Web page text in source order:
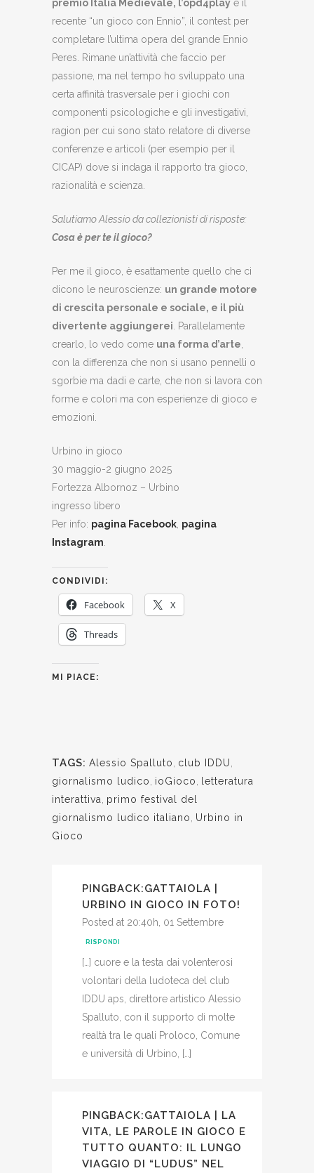
premio Italia Medievale, l’opd4play e il
recente “un gioco con Ennio”, il contest per
completare l’ultima opera del grande Ennio
Peres. Rimane un’attività che faccio per
passione, ma nel tempo ho sviluppato una
certa affinità trasversale per i giochi con
componenti psicologiche e gli investigativi,
ragion per cui sono stato relatore di diverse
conferenze e articoli (per esempio per il
CICAP) dove si indaga il rapporto tra gioco,
razionalità e scienza.
Salutiamo Alessio da collezionisti di risposte:
Cosa è per te il gioco?
Per me il gioco, è esattamente quello che ci
dicono le neuroscienze: un grande motore
di crescita personale e sociale, e il più
divertente aggiungerei . Parallelamente
crearlo, lo vedo come una forma d’arte
con la differenza che non si usano pennelli o
sgorbie ma dadi e carte, che non si lavora con
forme e colori ma con esperienze di gioco e
emozioni.
Urbino in gioco
30 maggio-2 giugno 2025
Fortezza Albornoz – Urbino
ingresso libero
Per info: pagina Facebook pagina
Instagram
CONDIVIDI:
Facebook X
Threads
MI PIACE:
TAGS: Alessio Spalluto club IDDU
giornalismo ludico
ioGioco
letteratura
interattiva
primo festival del
giornalismo ludico italiano
Urbino in
Gioco
PINGBACK:GATTAIOLA |
URBINO IN GIOCO IN FOTO!
Posted at 20:40h, 01 Settembre
RISPONDI
[…] cuore e la testa dai volenterosi
volontari della ludoteca del club
IDDU aps, direttore artistico Alessio
Spalluto, con il supporto di molte
realtà tra le quali Proloco, Comune
e università di Urbino, […]
PINGBACK:GATTAIOLA | LA
VITA, LE PAROLE IN GIOCO E
TUTTO QUANTO: IL LUNGO
VIAGGIO DI “LUDUS” NEL